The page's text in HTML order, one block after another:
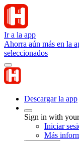
Ir a la app
Ahorra aún más en la
seleccionados
Descargar la app
Sign in with
Iniciar
Más